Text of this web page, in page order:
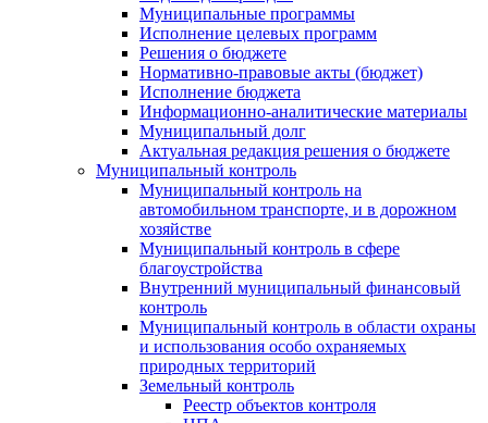
Муниципальные программы
Исполнение целевых программ
Решения о бюджете
Нормативно-правовые акты (бюджет)
Исполнение бюджета
Информационно-аналитические материалы
Муниципальный долг
Актуальная редакция решения о бюджете
Муниципальный контроль
Муниципальный контроль на
автомобильном транспорте, и в дорожном
хозяйстве
Муниципальный контроль в сфере
благоустройства
Внутренний муниципальный финансовый
контроль
Муниципальный контроль в области охраны
и использования особо охраняемых
природных территорий
Земельный контроль
Реестр объектов контроля